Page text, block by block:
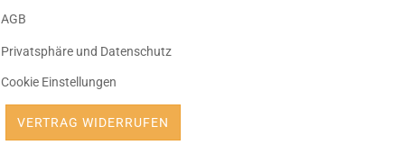
AGB
Privatsphäre und Datenschutz
Cookie Einstellungen
VERTRAG WIDERRUFEN